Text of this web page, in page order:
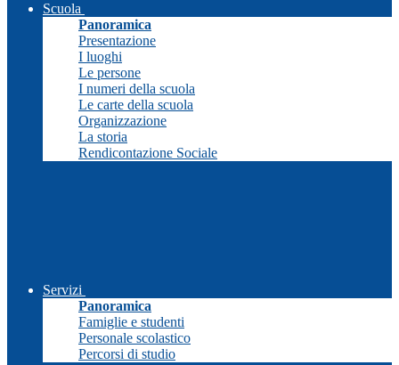
Scuola
Panoramica
Presentazione
I luoghi
Le persone
I numeri della scuola
Le carte della scuola
Organizzazione
La storia
Rendicontazione Sociale
Servizi
Panoramica
Famiglie e studenti
Personale scolastico
Percorsi di studio